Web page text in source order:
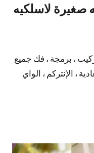
صغيرة لاسلكيه
، برمجة ، فك جميع
، الإنتركم ، الواي